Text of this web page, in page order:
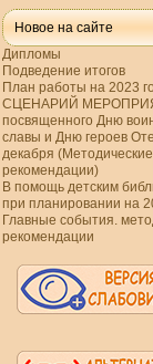
Новое на сайте
Дипломы
Подведение итогов
План работы на 2023
СЦЕНАРИЙ
посвященного Дню
славы и Дню героев
декабря (Методические
рекомендации)
В помощь детским
при планировании на
Главные события.
рекомендации